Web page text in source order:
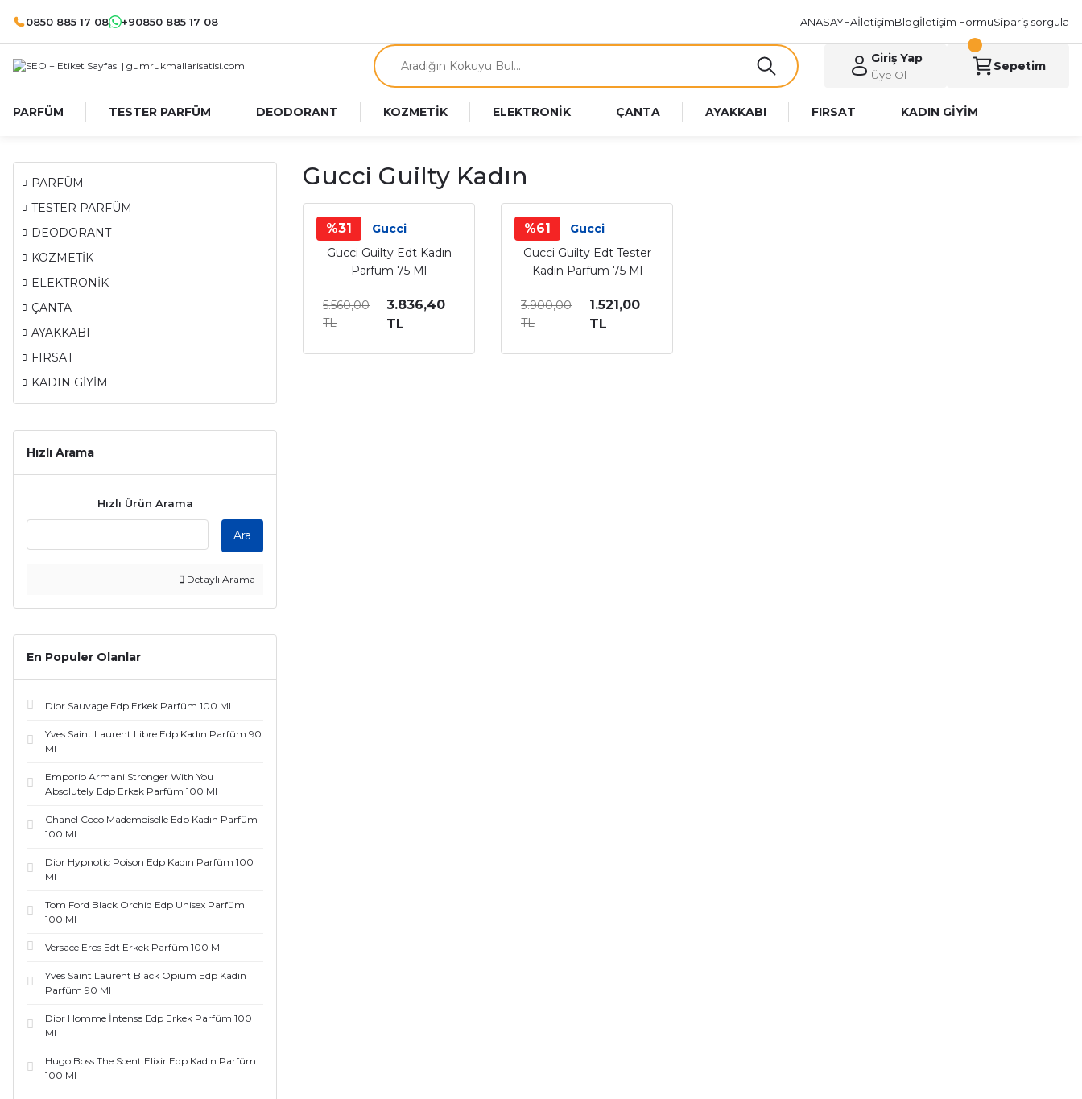
0850 885 17 08 +90850 885 17 08 ANASAYFAİletişimBlogİletişim FormuSipariş sorgula
Giriş Yap
Üye Ol
Sepetim
PARFÜM TESTER PARFÜM DEODORANT KOZMETİK ELEKTRONİK ÇANTA AYAKKABI FIRSAT KADIN GİYİM
PARFÜM
TESTER PARFÜM
DEODORANT
KOZMETİK
ELEKTRONİK
ÇANTA
AYAKKABI
FIRSAT
KADIN GİYİM
Hızlı Arama
Hızlı Ürün Arama
Ara
Detaylı Arama
En Populer Olanlar
Dior Sauvage Edp Erkek Parfüm 100 Ml
Yves Saint Laurent Libre Edp Kadın Parfüm 90
Ml
Emporio Armani Stronger With You
Absolutely Edp Erkek Parfüm 100 Ml
Chanel Coco Mademoiselle Edp Kadın Parfüm
100 Ml
Dior Hypnotic Poison Edp Kadın Parfüm 100
Ml
Tom Ford Black Orchid Edp Unisex Parfüm
100 Ml
Versace Eros Edt Erkek Parfüm 100 Ml
Yves Saint Laurent Black Opium Edp Kadın
Parfüm 90 Ml
Dior Homme İntense Edp Erkek Parfüm 100
Ml
Hugo Boss The Scent Elixir Edp Kadın Parfüm
100 Ml
Gucci Guilty Kadın
%31
Gucci
Gucci Guilty Edt Kadın
Parfüm 75 Ml
5.560,00
TL
3.836,40
TL
%61
Gucci
Gucci Guilty Edt Tester
Kadın Parfüm 75 Ml
3.900,00
TL
1.521,00
TL